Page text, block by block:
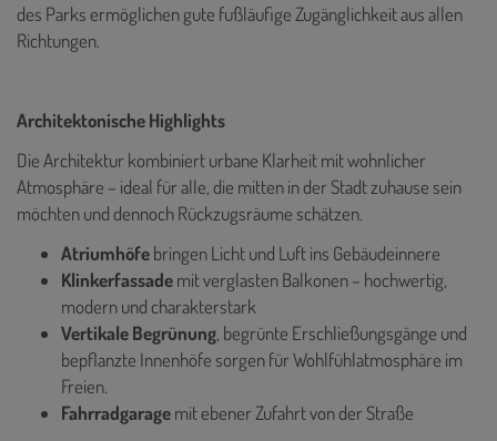
des Parks ermöglichen gute fußläufige Zugänglichkeit aus allen
Richtungen.
Architektonische Highlights
Die Architektur kombiniert urbane Klarheit mit wohnlicher
Atmosphäre – ideal für alle, die mitten in der Stadt zuhause sein
möchten und dennoch Rückzugsräume schätzen.
Atriumhöfebringen Licht und Luft ins Gebäudeinnere
Klinkerfassademit verglasten Balkonen – hochwertig,
modern und charakterstark
Vertikale Begrünung, begrünte Erschließungsgänge und
bepflanzte Innenhöfe sorgen für Wohlfühlatmosphäre im
Freien.
Fahrradgaragemit ebener Zufahrt von der Straße